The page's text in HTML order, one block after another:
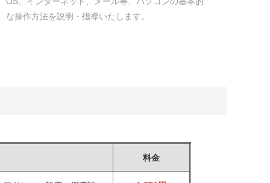
な操作方法を説明・指導いたします。
料金